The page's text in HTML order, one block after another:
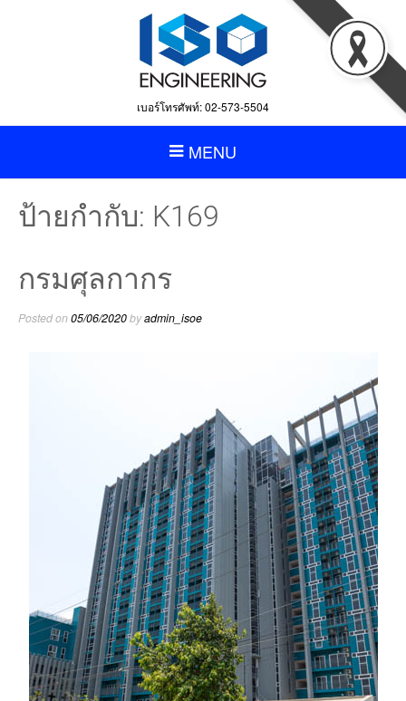
เบอร์โทรศัพท์: 02-573-5504
MENU
ป้ายกำกับ: K169
กรมศุลกากร
Posted on05/06/2020byadmin_isoe